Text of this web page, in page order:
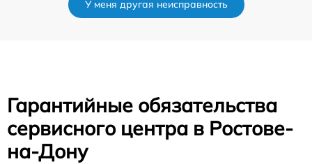
У меня другая неисправность
Гарантийные обязательства
сервисного центра в Ростове-
на-Дону